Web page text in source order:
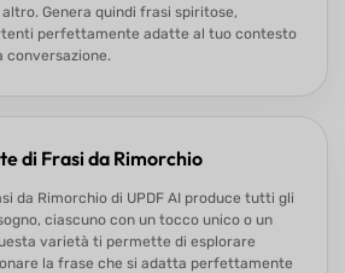
Genera quindi frasi spiritose,
perfettamente adatte al tuo contesto
conversazione.
di Frasi da Rimorchio
da Rimorchio di UPDF AI produce tutti gli
ciascuno con un tocco unico o un
varietà ti permette di esplorare
la frase che si adatta perfettamente